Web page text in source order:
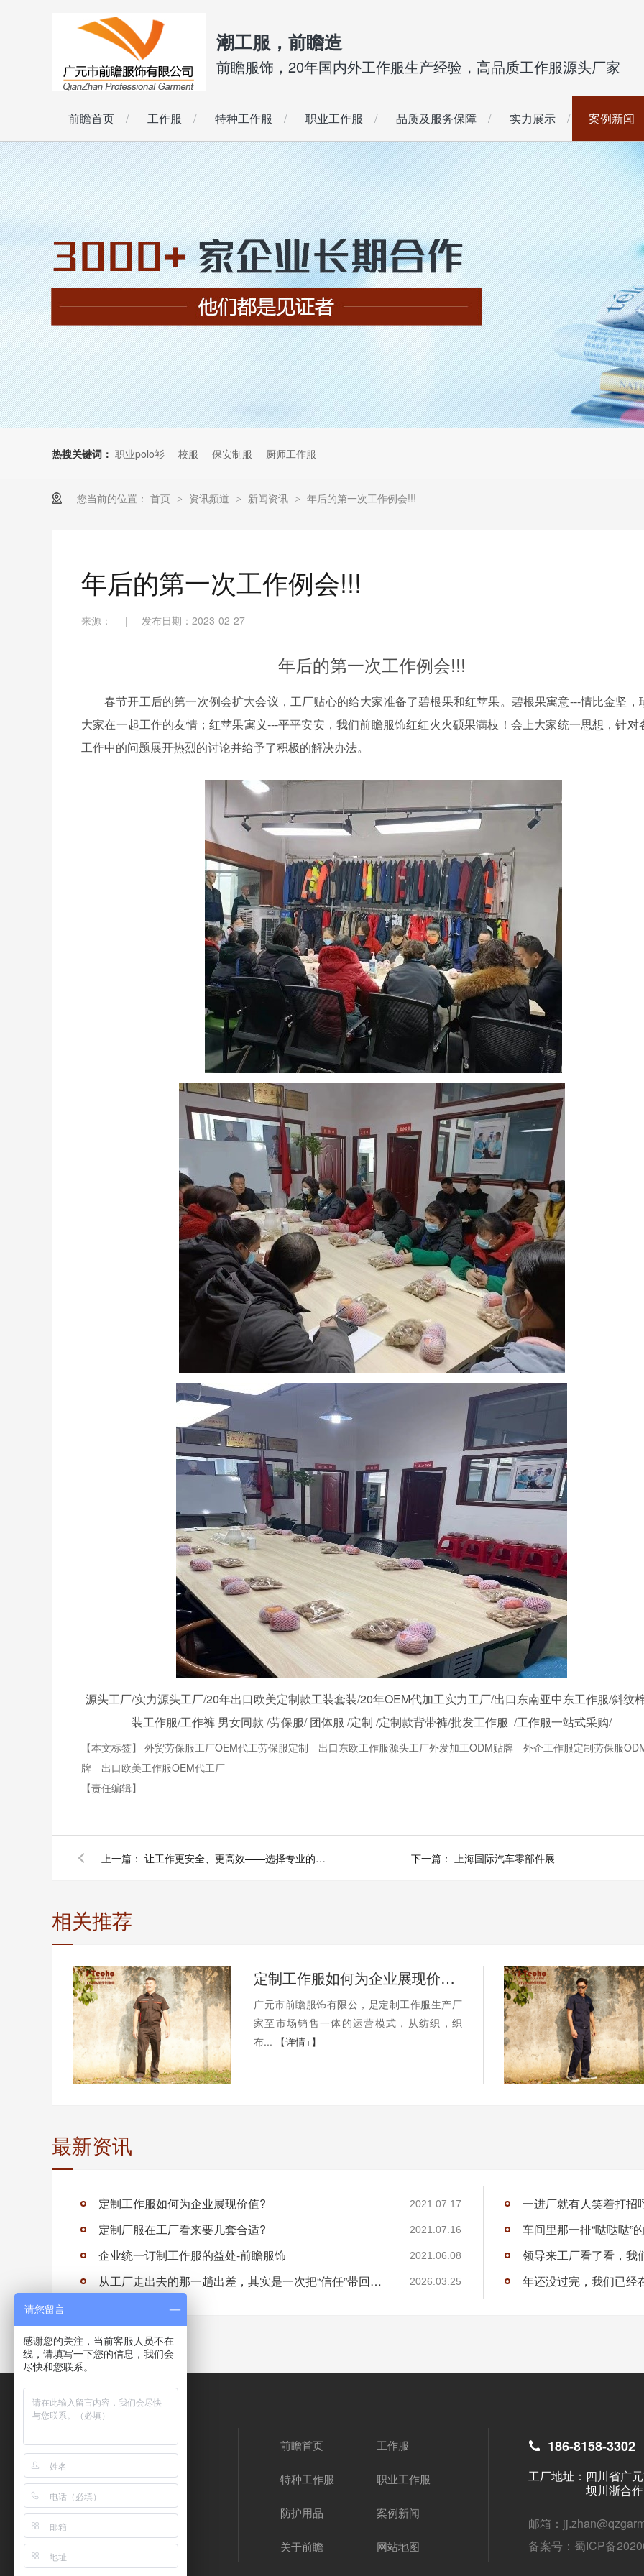
潮工服，前瞻造
前瞻服饰，20年国内外工作服生产经验，高品质工作服源头厂家
前瞻首页 工作服
长袖套装 短袖套装 长袖夹克 短袖夹克 工装长裤 工装短裤 连体服
特种工作服
防静电工作服 阻燃工作服 防酸碱工作服 防寒保暖工作服 荧光工作服 防水防
职业工作服
Polo衫 T恤 衬衣 西装 校服 查看更多
品质及服务保障 实力展示 案例新闻
热搜关键词： 职业polo衫 校服 保安制服 厨师工作服
您当前的位置： 首页 > 资讯频道 > 新闻资讯 > 年后的第一次工作例会!!!
年后的第一次工作例会!!!
来源： | 发布日期：2023-02-27
年后的第一次工作例会!!!
春节开工后的第一次例会扩大会议，工厂贴心的给大家准备了碧根果和红苹果。碧根果寓意---情比金坚，
大家在一起工作的友情；红苹果寓义---平平安安，我们前瞻服饰红红火火硕果满枝！会上大家统一思想，针对
工作中的问题展开热烈的讨论并给予了积极的解决办法。
源头工厂/实力源头工厂/20年出口欧美定制款工装套装/20年OEM代加工实力工厂/出口东南亚中东工作服/斜纹
装工作服/工作裤 男女同款 /劳保服/ 团体服 /定制 /定制款背带裤/批发工作服 /工作服一站式采购/
【本文标签】 外贸劳保服工厂OEM代工劳保服定制 出口东欧工作服源头工厂外发加工ODM贴牌
外企工作服定制劳保服
牌
出口欧美工作服OEM代工厂
【责任编辑】
上一篇： 让工作更安全、更高效——选择专业的工装工作服 下一篇： 上海国际汽车零部件展
相关推荐
定制工作服如何为企业展现价值?
广元市前瞻服饰有限公，是定制工作服生产厂
家至市场销售一体的运营模式，从纺织，织
布...
【详情+】
最新资讯
定制工作服如何为企业展现价值? 2021.07.17
定制厂服在工厂看来要几套合适? 2021.07.16
企业统一订制工作服的益处-前瞻服饰 2021.06.08
从工厂走出去的那一趟出差，其实是一次把“信任”带回来的路 2026.03.25
车间里那一排“哒哒哒”
领导来工厂看了看，我
年还没过完，我们已经
前瞻首页 工作服
特种工作服 职业工作服
防护用品 案例新闻
关于前瞻 网站地图
186-8158-3302
工厂地址： 四川省广
坝川浙合
邮箱：
备案号： 蜀ICP备
请您留言
感谢您的关注，当前客服人员不在
线，请填写一下您的信息，我们会
尽快和您联系。